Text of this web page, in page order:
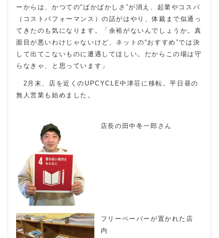
ーからは、かつての“ばかばかしさ”が消え、起業やコスパ
（コストパフォーマンス）の話がはやり、体裁まで似通っ
てきたのも気になります。「余裕がないんでしょうか。真
面目が悪いわけじゃないけど、ネットの“おすすめ”では決
して出てこないものに遭遇してほしい。だからこの場は守
らなきゃ、と思っています」
2月末、店を近くのUPCYCLE中津荘に移転。平日昼の
無人営業も始めました。
店長の田中冬一郎さん
フリーペーパーが置かれた店
内